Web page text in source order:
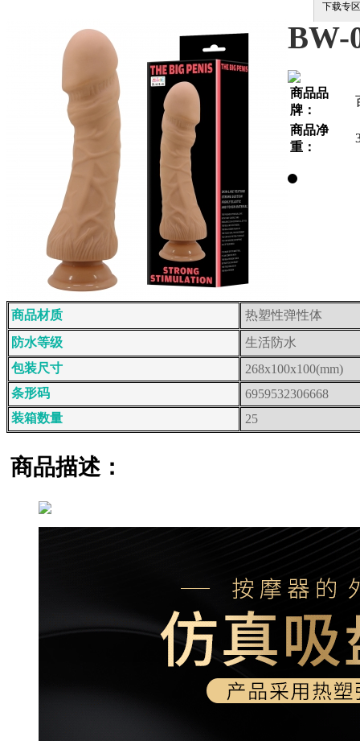
下载专区
BW-
商品品
牌：
商品净
重：
商品材质
热塑性弹性体
防水等级
生活防水
包装尺寸
268x100x100(mm)
条形码
6959532306668
装箱数量
25
商品描述：